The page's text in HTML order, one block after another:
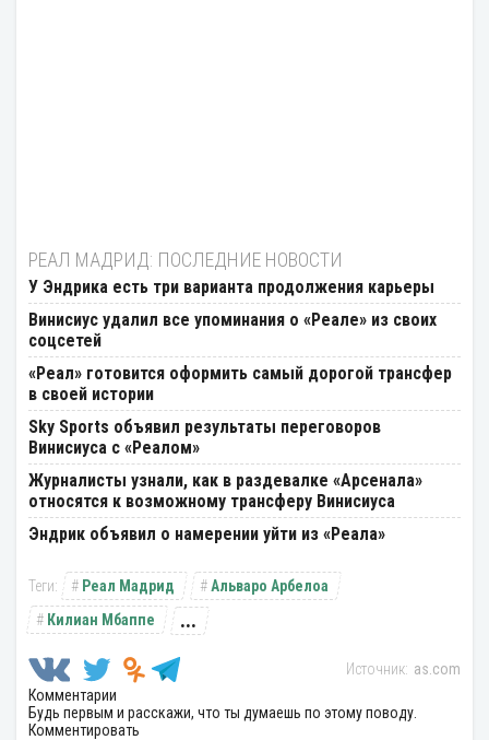
РЕАЛ МАДРИД: ПОСЛЕДНИЕ НОВОСТИ
У Эндрика есть три варианта продолжения карьеры
Винисиус удалил все упоминания о «Реале» из своих
соцсетей
«Реал» готовится оформить самый дорогой трансфер
в своей истории
Sky Sports объявил результаты переговоров
Винисиуса с «Реалом»
Журналисты узнали, как в раздевалке «Арсенала»
относятся к возможному трансферу Винисиуса
Эндрик объявил о намерении уйти из «Реала»
Реал Мадрид
Альваро Арбелоа
Килиан Мбаппе
...
as.com
Комментарии
Будь первым и расскажи, что ты думаешь по этому поводу.
Комментировать